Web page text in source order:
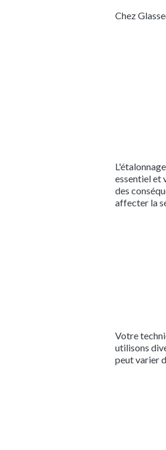
Chez
essentiel et
des
affecter la
Votre
utilisons
peut varier